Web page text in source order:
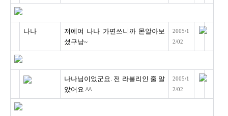
나나
저에여 나나 가면쓰니까 몬알아보
셨구낭~
2005/1
2/02
나나님이었군요. 전 라불리인 줄 알
았어요 ^^
2005/1
2/02